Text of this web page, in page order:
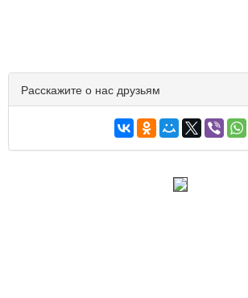
Расскажите о нас друзьям